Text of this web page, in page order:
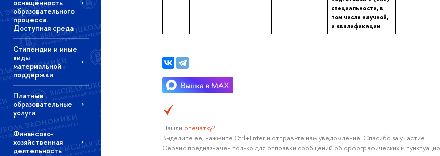
оснащённость
образовательного
процесса.
Доступная среда
Стипендии и иные
виды
материальной
поддержки
Платные
образовательные
услуги
Финансово-
хозяйственная
деятельность
специальности, в
том числе научной,
и квалификации
Нашли опечатку?
Выделите её, нажмите Ctrl+Enter и отправьте нам уведомление. Спасибо за участие!
Сервис предназначен только для отправки сообщений об орфографических и